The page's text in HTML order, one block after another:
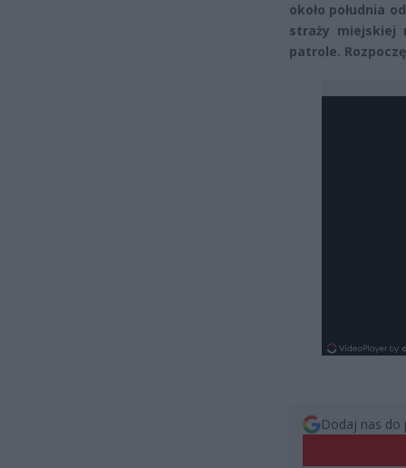
około południa
straży miejskiej
patrole.
Dodaj nas do